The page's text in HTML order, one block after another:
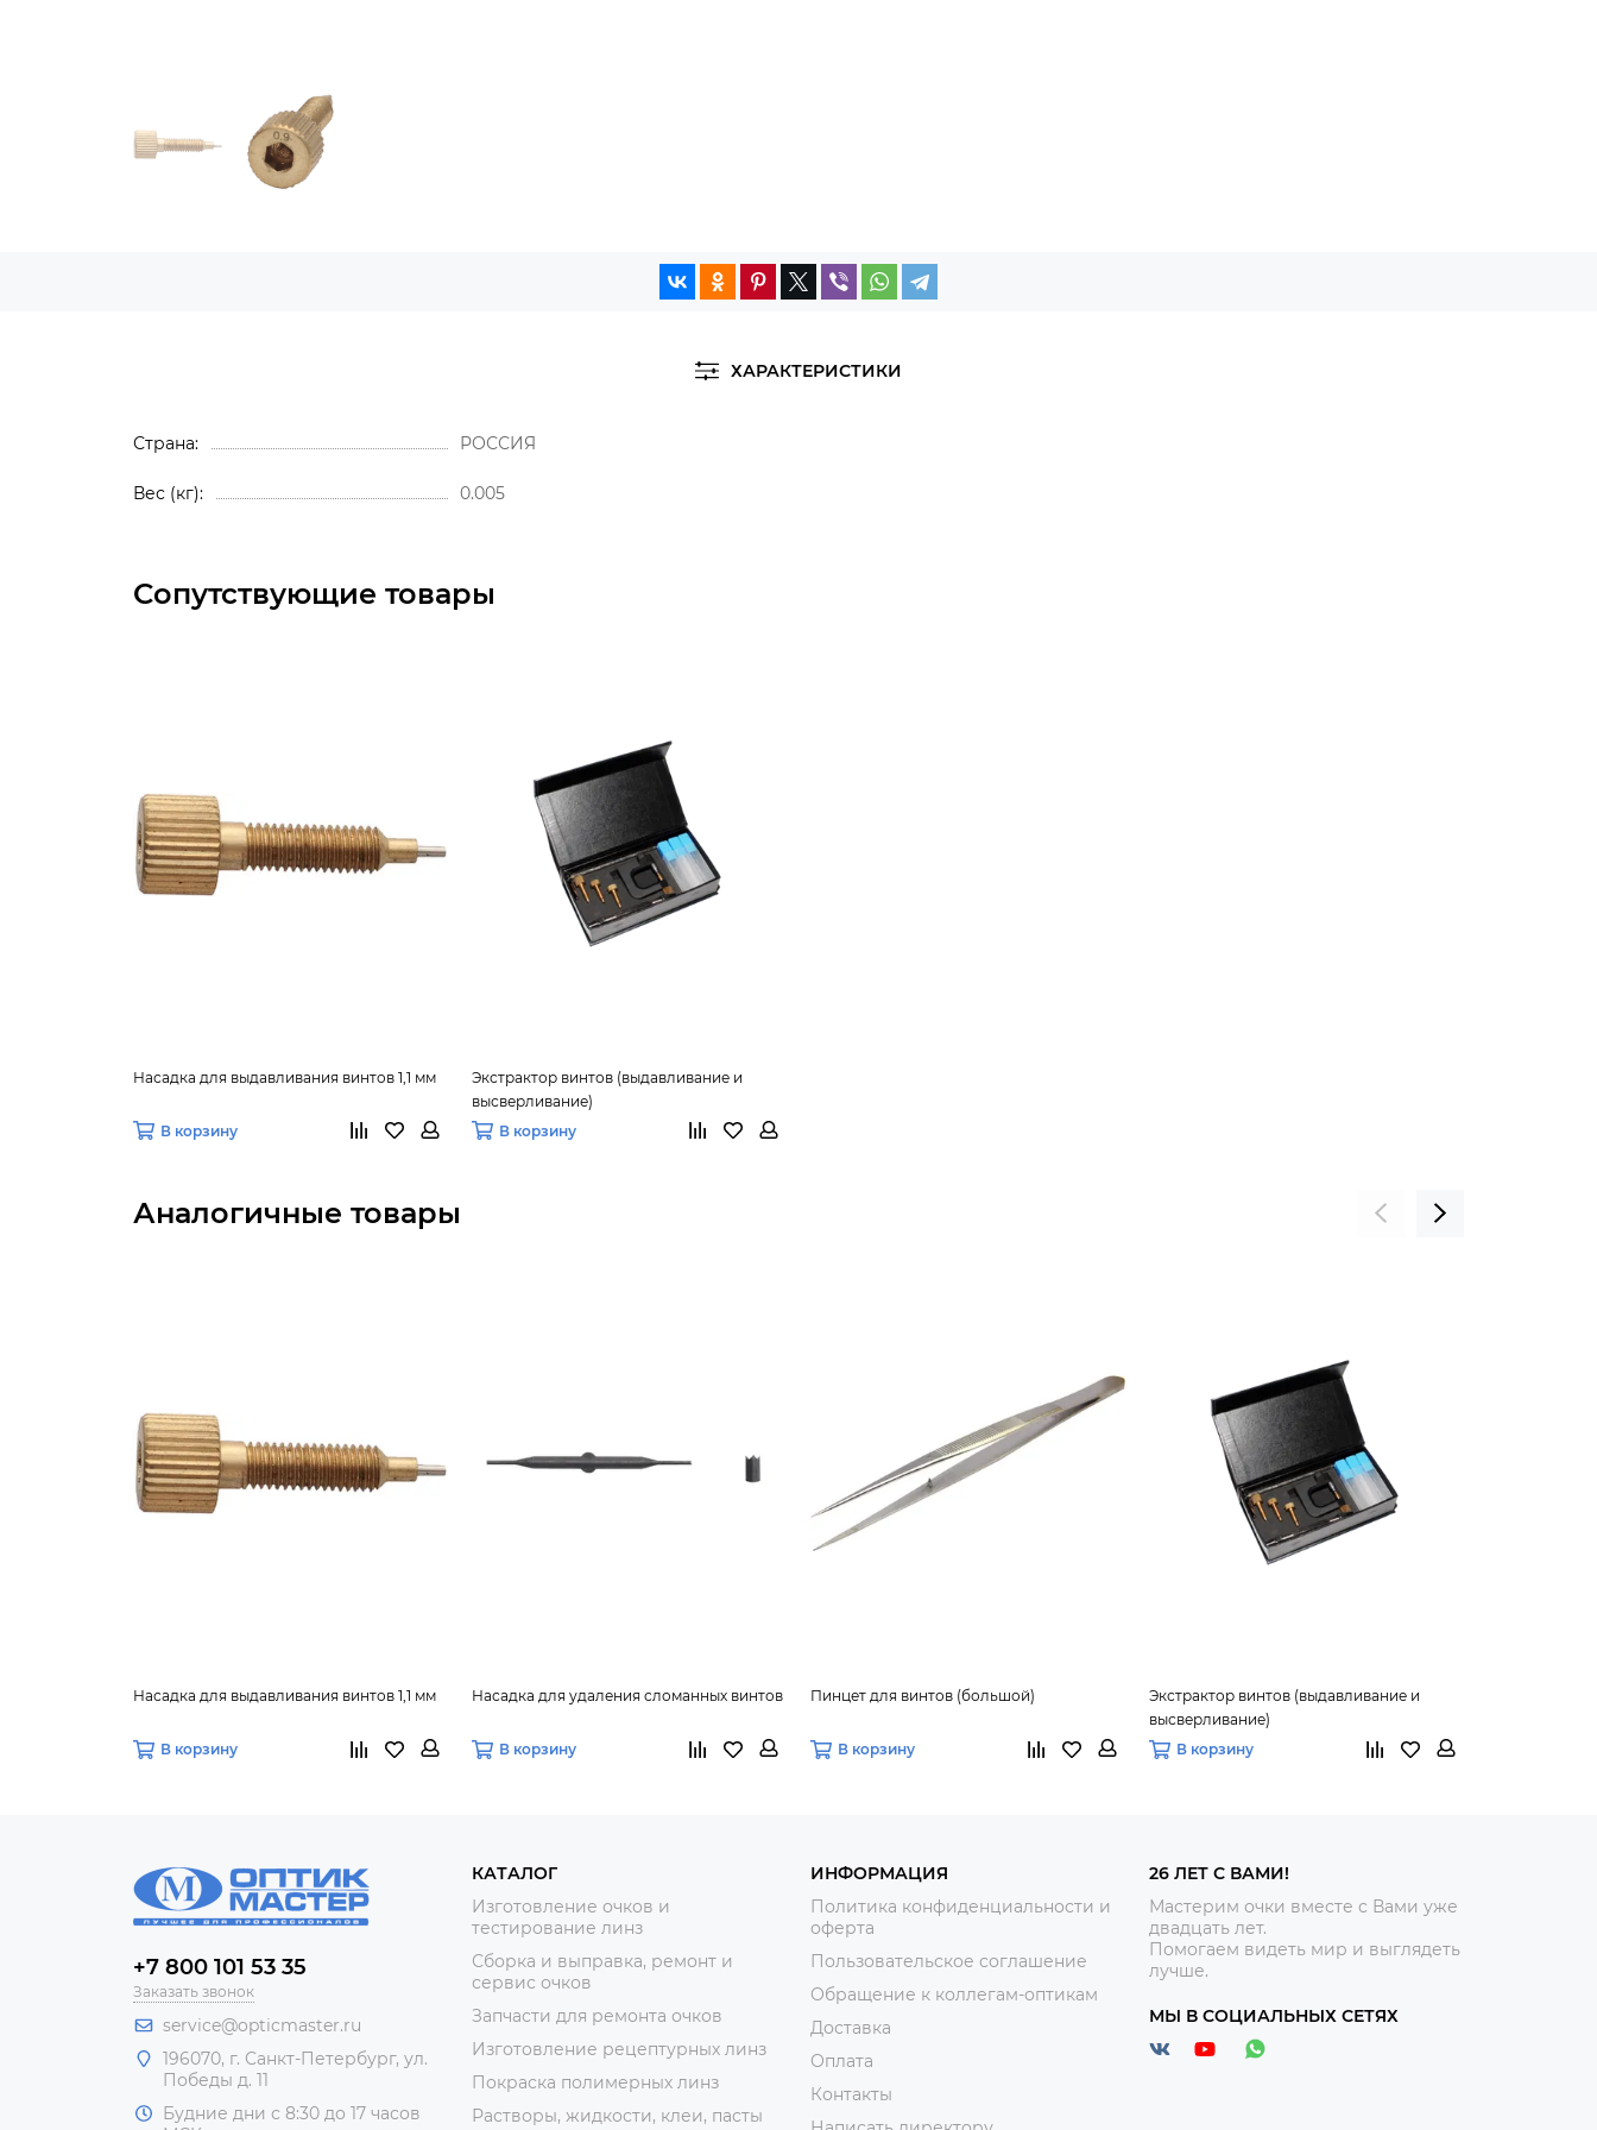
ХАРАКТЕРИСТИКИ
Страна РОССИЯ
Вес (кг) 0.005
Сопутствующие товары
Насадка для выдавливания винтов 1,1 мм
В корзину
Экстрактор винтов (выдавливание и
высверливание)
В корзину
Аналогичные товары
Насадка для выдавливания винтов 1,1 мм
В корзину
Насадка для удаления сломанных винтов
В корзину
Пинцет для винтов (большой)
В корзину
Экстрактор винтов (выдавливание и
высверливание)
В корзину
+7 800 101 53 35
Заказать звонок
service@opticmaster.ru
196070, г. Санкт-Петербург, ул.
Победы д. 11
Будние дни с 8:30 до 17 часов
КАТАЛОГ
Изготовление очков и
тестирование линз
Сборка и выправка, ремонт и
сервис очков
Запчасти для ремонта очков
Изготовление рецептурных линз
Покраска полимерных линз
Растворы, жидкости, клеи, пасты
ИНФОРМАЦИЯ
Политика конфиденциальности и
оферта
Пользовательское соглашение
Обращение к коллегам-оптикам
Доставка
Оплата
Контакты
26 ЛЕТ С ВАМИ!
Мастерим очки вместе с Вами уже
двадцать лет.
Помогаем видеть мир и выглядеть
лучше.
МЫ В СОЦИАЛЬНЫХ СЕТЯХ